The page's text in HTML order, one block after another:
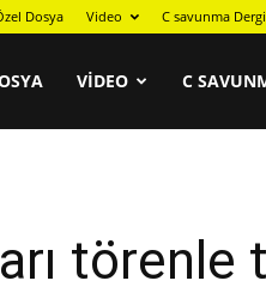
Dosya Video C savunma Dergi
VIDEO C
törenle